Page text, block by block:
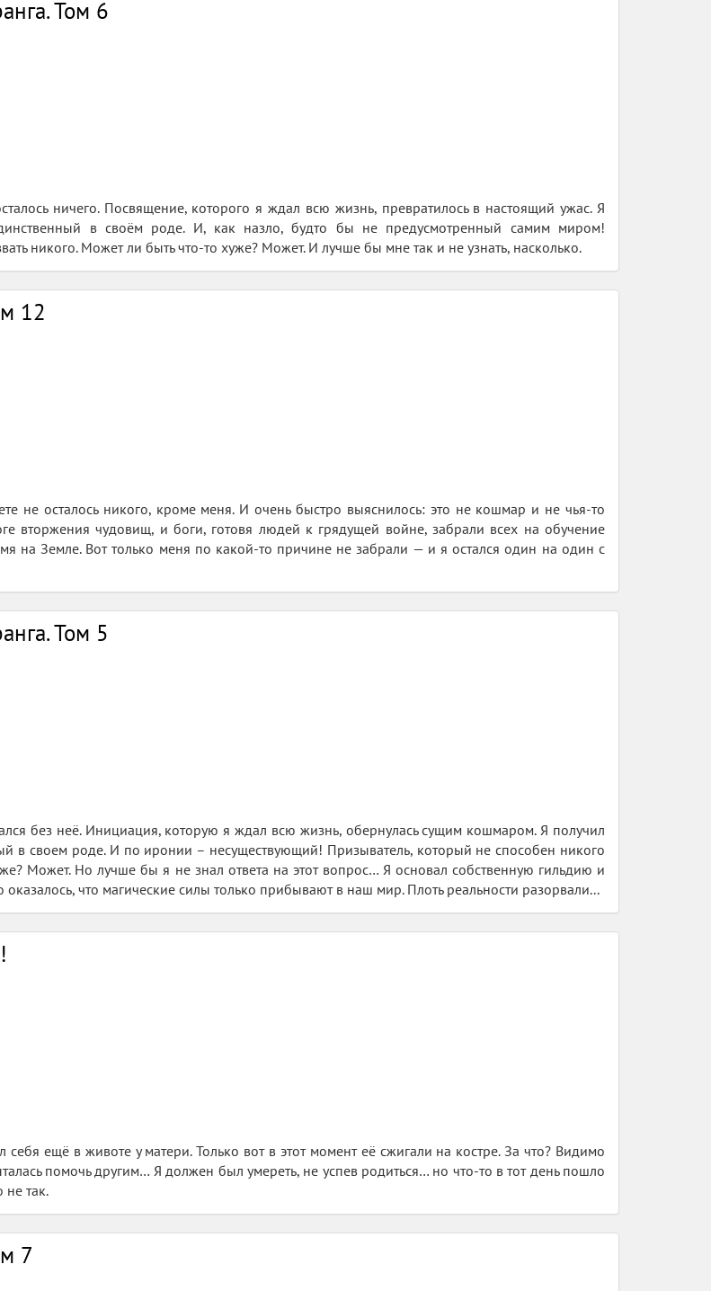
Том 6
ничего. Посвящение, которого я ждал всю жизнь, превратилось в настоящий ужас. Я
в своём роде. И, как назло, будто бы не предусмотренный самим миром!
никого. Может ли быть что-то хуже? Может. И лучше бы мне так и не узнать, насколько.
12
не осталось никого, кроме меня. И очень быстро выяснилось: это не кошмар и не чья-то
вторжения чудовищ, и боги, готовя людей к грядущей войне, забрали всех на обучение
на Земле. Вот только меня по какой-то причине не забрали — и я остался один на один с
Том 5
без неё. Инициация, которую я ждал всю жизнь, обернулась сущим кошмаром. Я получил
в своем роде. И по иронии – несуществующий! Призыватель, который не способен никого
Может. Но лучше бы я не знал ответа на этот вопрос… Я основал собственную гильдию и
что магические силы только прибывают в наш мир. Плоть реальности разорвали...
ещё в животе у матери. Только вот в этот момент её сжигали на костре. За что? Видимо
помочь другим… Я должен был умереть, не успев родиться… но что-то в тот день пошло
не так.
7